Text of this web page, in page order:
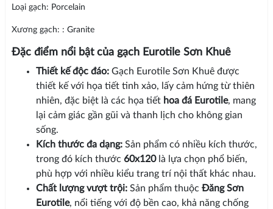
Loại gạch: Porcelain
Xương gạch: : Granite
Đặc điểm nổi bật của gạch Eurotile Sơn Khuê
Thiết kế độc đáo:Gạch Eurotile Sơn Khuê được
thiết kế với họa tiết tinh xảo, lấy cảm hứng từ thiên
nhiên, đặc biệt là các họa tiết hoa đá Eurotile, mang
lại cảm giác gần gũi và thanh lịch cho không gian
sống.
Kích thước đa dạng:Sản phẩm có nhiều kích thước,
trong đó kích thước 60x120là lựa chọn phổ biến,
phù hợp với nhiều kiểu trang trí nội thất khác nhau.
Chất lượng vượt trội:Sản phẩm thuộc Đăng Sơn
Eurotile, nổi tiếng với độ bền cao, khả năng chống